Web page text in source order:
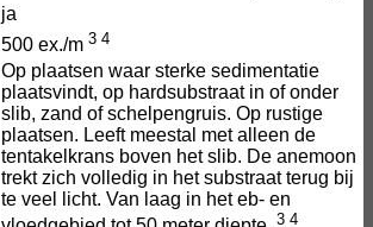
ja
500 ex./m 3 4
Op plaatsen waar sterke sedimentatie
plaatsvindt, op hardsubstraat in of onder
slib, zand of schelpengruis. Op rustige
plaatsen. Leeft meestal met alleen de
tentakelkrans boven het slib. De anemoon
trekt zich volledig in het substraat terug bij
te veel licht. Van laag in het eb- en
3 4